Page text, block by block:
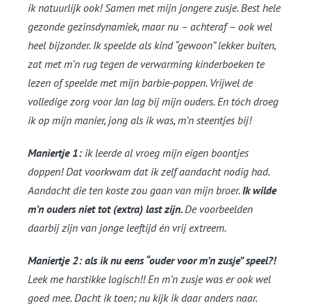
ik natuurlijk ook! Samen met mijn jongere zusje. Best hele
gezonde gezinsdynamiek, maar nu – achteraf – ook wel
heel bijzonder. Ik speelde als kind “gewoon” lekker buiten,
zat met m’n rug tegen de verwarming kinderboeken te
lezen of speelde met mijn barbie-poppen. Vrijwel de
volledige zorg voor Jan lag bij mijn ouders. En tóch droeg
ik op mijn manier, jong als ik was, m’n steentjes bij!
Maniertje 1: ik leerde al vroeg mijn eigen boontjes
doppen! Dat voorkwam dat ik zelf aandacht nodig had.
Aandacht die ten koste zou gaan van mijn broer.Ik wilde
m’n ouders niet tot (extra) last zijn.De voorbeelden
daarbij zijn van jonge leeftijd én vrij extreem.
Maniertje 2: als ik nu eens “ouder voor m’n zusje” speel?!
Leek me harstikke logisch!! En m’n zusje was er ook wel
goed mee. Dacht ik toen; nu kijk ik daar anders naar.